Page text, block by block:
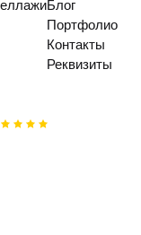
Блог
Портфолио
Контакты
Реквизиты